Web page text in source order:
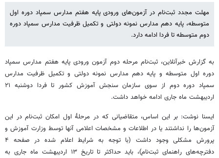
مهلت مجدد ثبت‌نام در آزمون‌های ورودی پایه هفتم مدارس سمپاد دوره اول
متوسطه، پایه دهم مدارس نمونه دولتی و تکمیل ظرفیت مدارس سمپاد دوره
دوم متوسطه تا فردا ادامه دارد.
به گزارش خبرآنلاین، ثبت‌نام مرحله دوم آزمون ورودی پایه هفتم مدارس سمپاد
دوره اول متوسطه و پایه دهم مدارس نمونه دولتی و تکمیل ظرفیت مدارس
سمپاد دوره دوم از سوی سازمان سنجش آموزش کشور تا فردا دوشنبه ۲۱
اردیبهشت ماه جاری ادامه خواهد داشت.
ایسنا نوشت: بر این اساس، متقاضیانی که در مرحلۀ اول امکان ثبت‌نام در این
آزمون‌ها را نداشتند یا در اطلاعات و مشخصات اعلامی آنها توسط وزارت آموزش و
پرورش مشکلی وجود داشت (با توجه به شرایط اعلام شده در صفحه ۴
دفترچه‌های راهنمای ثبت‌نام)، باید حداکثر تا تاریخ ۱۳ اردیبهشت ماه جاری به